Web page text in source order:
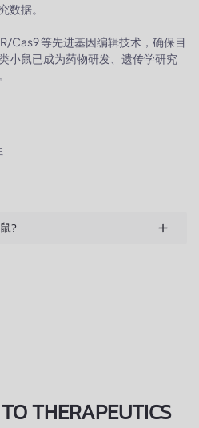
数据。
Cas9 等先进基因编辑技术，确保目
小鼠已成为药物研发、遗传学研究
?
THERAPEUTICS